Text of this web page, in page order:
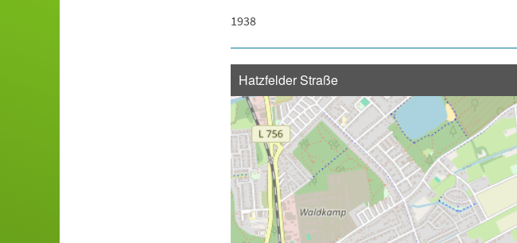
1938
Hatzfelder Straße